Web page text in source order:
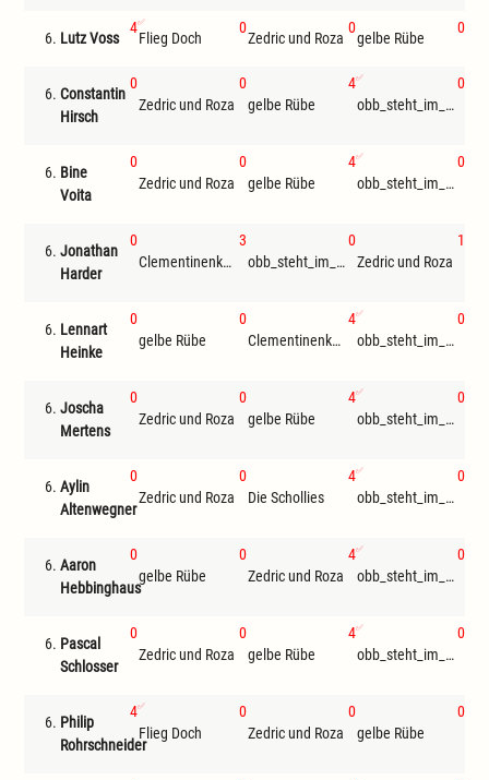
6. Lutz Voss
4
Flieg Doch
0
Zedric und Roza
0
gelbe Rübe
0
6. Constantin
Hirsch
0
Zedric und Roza
0
gelbe Rübe
4
obb_steht_im_ausweis
0
6. Bine
Voita
0
Zedric und Roza
0
gelbe Rübe
4
obb_steht_im_ausweis
0
6. Jonathan
Harder
0
Clementinenkönig
3
obb_steht_im_ausweis
0
Zedric und Roza
1
6. Lennart
Heinke
0
gelbe Rübe
0
Clementinenkönig
4
obb_steht_im_ausweis
0
6. Joscha
Mertens
0
Zedric und Roza
0
gelbe Rübe
4
obb_steht_im_ausweis
0
6. Aylin
Altenwegner
0
Zedric und Roza
0
Die Schollies
4
obb_steht_im_ausweis
0
6. Aaron
Hebbinghaus
0
gelbe Rübe
0
Zedric und Roza
4
obb_steht_im_ausweis
0
6. Pascal
Schlosser
0
Zedric und Roza
0
gelbe Rübe
4
obb_steht_im_ausweis
0
6. Philip
Rohrschneider
4
Flieg Doch
0
Zedric und Roza
0
gelbe Rübe
0